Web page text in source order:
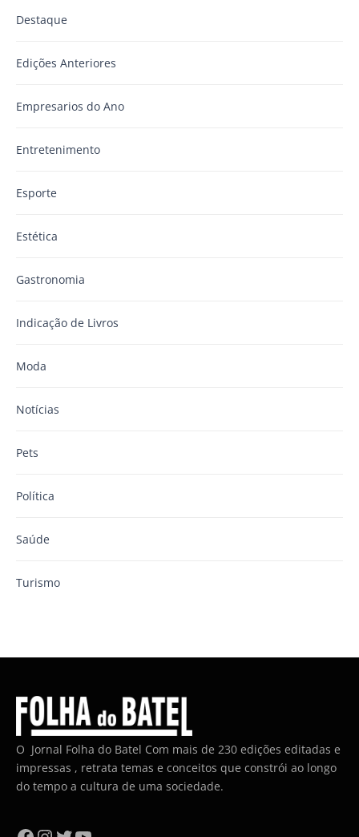
Destaque
Edições Anteriores
Empresarios do Ano
Entretenimento
Esporte
Estética
Gastronomia
Indicação de Livros
Moda
Notícias
Pets
Política
Saúde
Turismo
O Jornal Folha do Batel Com mais de 230 edições editadas e
impressas , retrata temas e conceitos que constrói ao longo
do tempo a cultura de uma sociedade.